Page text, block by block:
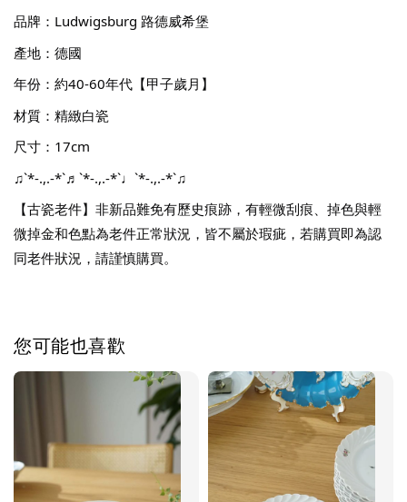
品牌：Ludwigsburg 路德威希堡
產地：德國
年份：約40-60年代【甲子歲月】
材質：精緻白瓷
尺寸：17cm
♫`*-.,.-*`♬`*-.,.-*`♩`*-.,.-*`♫
【古瓷老件】非新品難免有歷史痕跡，有輕微刮痕、掉色與輕
微掉金和色點為老件正常狀況，皆不屬於瑕疵，若購買即為認
同老件狀況，請謹慎購買。
您可能也喜歡